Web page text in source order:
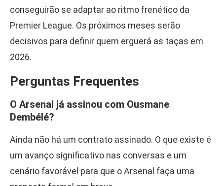
conseguirão se adaptar ao ritmo frenético da
Premier League. Os próximos meses serão
decisivos para definir quem erguerá as taças em
2026.
Perguntas Frequentes
O Arsenal já assinou com Ousmane
Dembélé?
Ainda não há um contrato assinado. O que existe é
um avanço significativo nas conversas e um
cenário favorável para que o Arsenal faça uma